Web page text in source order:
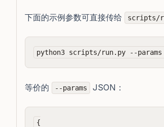
下面的示例参数可直接传给 scripts/
等价的 --params JSON：
{